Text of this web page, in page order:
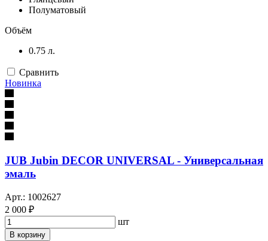
Полуматовый
Объём
0.75 л.
Сравнить
Новинка
JUB Jubin DECOR UNIVERSAL - Универсальная
эмаль
Арт.: 1002627
2 000 ₽
шт
В корзину